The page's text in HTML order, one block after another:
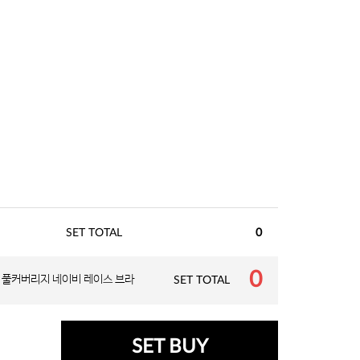
SET TOTAL 0
커버리지 네이비 레이스 브라 SET TOTAL 0
SET BUY